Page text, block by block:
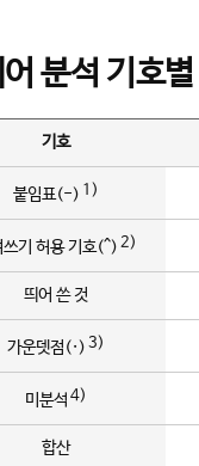
분석 기호
기호
붙임표(-) 1)
쓰기 허용 기호(^) 2)
띄어 쓴 것
가운뎃점(·) 3)
미분석 4)
합산